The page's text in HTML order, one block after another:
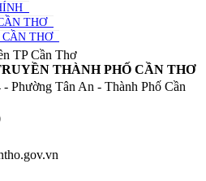
THƠ
THƠ
THÀNH PHỐ CẦN THƠ
Phường Tân An - Thành Phố Cần